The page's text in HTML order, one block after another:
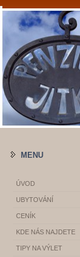
MENU
ÚVOD
UBYTOVÁNÍ
CENÍK
KDE NÁS NAJDETE
TIPY NA VÝLET